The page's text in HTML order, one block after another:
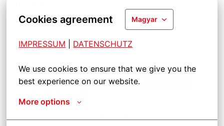
Cookies agreement Magyar
IMPRESSUM DATENSCHUTZ
We use cookies to ensure that we give you the
best experience on our website.
More options
Depunere cerere